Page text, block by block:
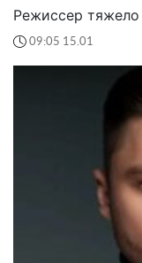
Режиссер тяжело
09:05 15.01